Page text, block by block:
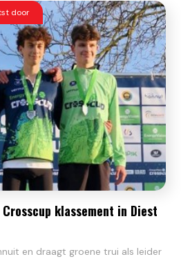
door
klassement in Diest
en draagt groene trui als leider